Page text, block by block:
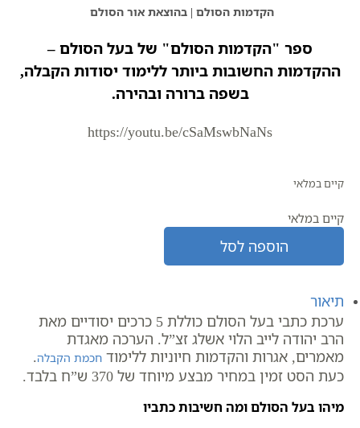
הקדמות הסולם | בהוצאת אור הסולם
ספר "הקדמות הסולם" של בעל הסולם –
ההקדמות החשובות ביותר ללימוד יסודות הקבלה,
בשפה ברורה ובהירה.
https://youtu.be/cSaMswbNaNs
קיים במלאי
קיים במלאי
הוספה לסל
תיאור
ערכת כתבי בעל הסולם כוללת 5 כרכים יסודיים מאת
הרב יהודה לייב הלוי אשלג זצ”ל. הערכה מאגדת
מאמרים, אגרות והקדמות חיוניות ללימוד חכמת הקבלה.
כעת הסט זמין במחיר מבצע מיוחד של 370 ש”ח בלבד.
מיהו בעל הסולם ומה חשיבות כתביו